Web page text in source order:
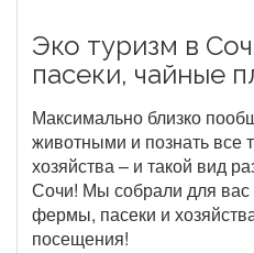
Эко туризм в
пасеки, чайные
Максимально близко
животными и познать все
хозяйства – и такой вид
Сочи! Мы собрали для вас
фермы, пасеки и
посещения!